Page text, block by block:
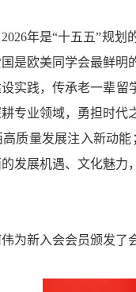
年是“十五五”规划
是欧美同学会最鲜明
实践，传承老一辈留
专业领域，勇担时代
质量发展注入新动
发展机遇、文化魅
新入会会员颁发了